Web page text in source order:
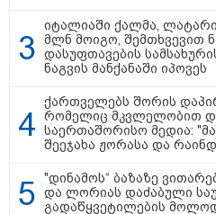
14:58 /
რას
იტალიაში ქალმა,
მლნ მოიგო, შემთხვევით
დასუფთავების
ნაგვის მანქანაში იპოვეს
ქართველებს შორის
რომელიც მკვლელობით
საერთაშორისო მედია:
შეეჯახა ჟორასა და
"დინამოს“ ბაზაზე
და ლორიას დაძაბული
გადაწყვეტილების